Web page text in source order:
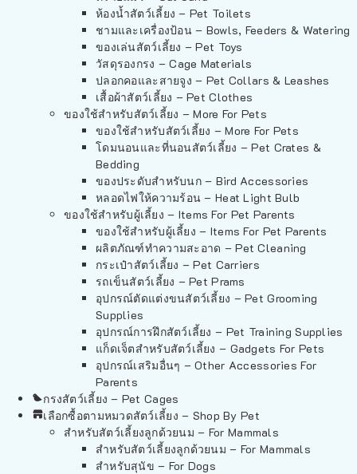
ห้องน้ำสัตว์เลี้ยง – Pet Toilets
ชามและเครื่องป้อน – Bowls, Feeders & Watering
ของเล่นสัตว์เลี้ยง – Pet Toys
วัสดุรองกรง – Cage Materials
ปลอกคอและสายจูง – Pet Collars & Leashes
เสื้อผ้าสัตว์เลี้ยง – Pet Clothes
ของใช้สำหรับสัตว์เลี้ยง – More For Pets
ของใช้สำหรับสัตว์เลี้ยง – More For Pets
โดมนอนและที่นอนสัตว์เลี้ยง – Pet Crates &
Bedding
ของประดับสำหรับนก – Bird Accessories
หลอดไฟให้ความร้อน – Heat Light Bulb
ของใช้สำหรับผู้เลี้ยง – Items For Pet Parents
ของใช้สำหรับผู้เลี้ยง – Items For Pet Parents
ผลิตภัณฑ์ทำความสะอาด – Pet Cleaning
กระเป๋าสัตว์เลี้ยง – Pet Carriers
รถเข็นสัตว์เลี้ยง – Pet Prams
อุปกรณ์ตัดแต่งขนสัตว์เลี้ยง – Pet Grooming
Supplies
อุปกรณ์การฝึกสัตว์เลี้ยง – Pet Training Supplies
แก็ดเจ็ตสำหรับสัตว์เลี้ยง – Gadgets For Pets
อุปกรณ์เสริมอื่นๆ – Other Accessories For
Parents
กรงสัตว์เลี้ยง – Pet Cages
เลือกซื้อตามหมวดสัตว์เลี้ยง – Shop By Pet
สำหรับสัตว์เลี้ยงลูกด้วยนม – For Mammals
สำหรับสัตว์เลี้ยงลูกด้วยนม – For Mammals
สำหรับสุนัข – For Dogs